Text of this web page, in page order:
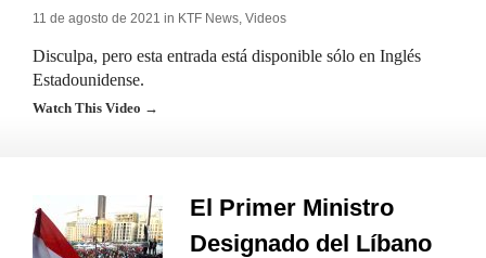
11 de agosto de 2021 in KTF News, Videos
Disculpa, pero esta entrada está disponible sólo en Inglés
Estadounidense.
Watch This Video →
El Primer Ministro
Designado del Líbano